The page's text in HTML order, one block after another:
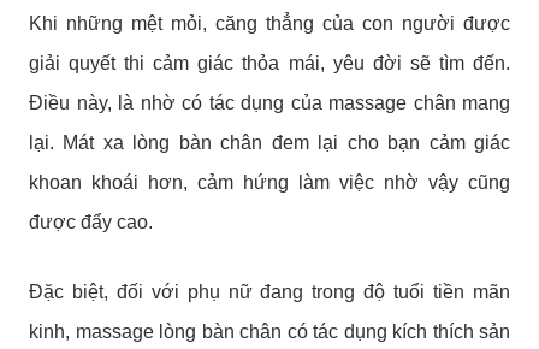
Khi những mệt mỏi, căng thẳng của con người được
giải quyết thi cảm giác thỏa mái, yêu đời sẽ tìm đến.
Điều này, là nhờ có tác dụng của massage chân mang
lại. Mát xa lòng bàn chân đem lại cho bạn cảm giác
khoan khoái hơn, cảm hứng làm việc nhờ vậy cũng
được đẩy cao.
Đặc biệt, đối với phụ nữ đang trong độ tuổi tiền mãn
kinh, massage lòng bàn chân có tác dụng kích thích sản